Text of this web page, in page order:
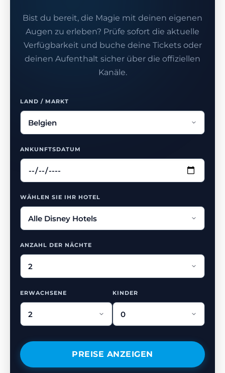
Bist du bereit, die Magie mit deinen eigenen
Augen zu erleben? Prüfe sofort die aktuelle
Verfügbarkeit und buche deine Tickets oder
deinen Aufenthalt sicher über die offiziellen
Kanäle.
LAND / MARKT
ANKUNFTSDATUM
WÄHLEN SIE IHR HOTEL
ANZAHL DER NÄCHTE
ERWACHSENE KINDER
PREISE ANZEIGEN